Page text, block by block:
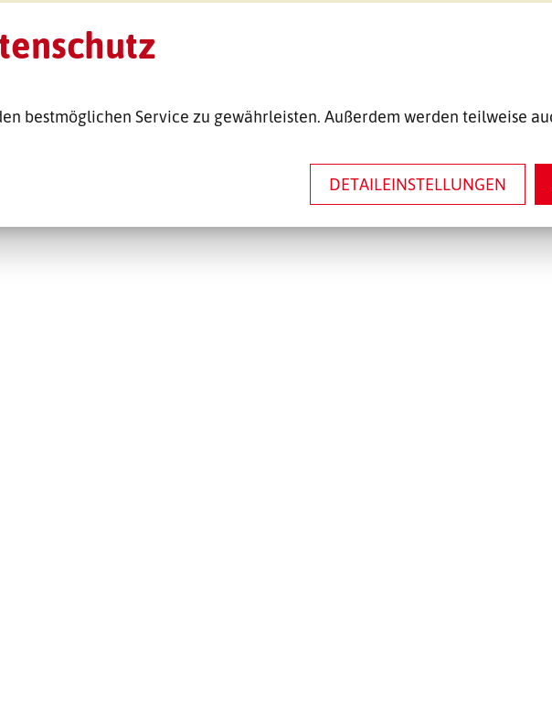
bestmöglichen Service zu gewährleisten. Außerdem werden teilweise
DETAILEINSTELLUNGEN